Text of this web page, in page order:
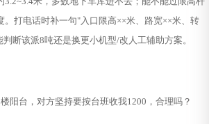
。打电话时补一句"入口限高××米、路宽××米、转
断该派8吨还是换更小机型/改人工辅助方案。
阳台，对方坚持要按台班收我1200，合理吗？